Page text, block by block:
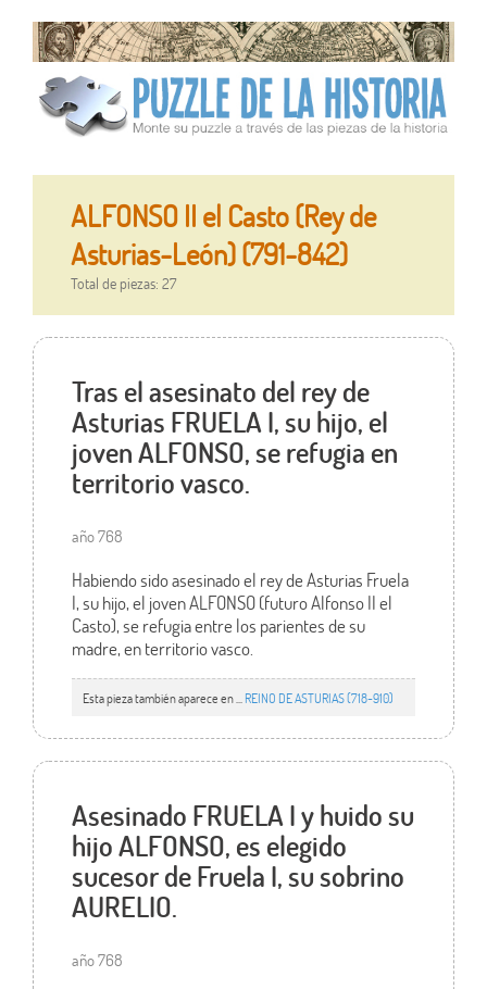
ALFONSO II el Casto (Rey de
Asturias-León) (791-842)
Total de piezas: 27
Tras el asesinato del rey de
Asturias FRUELA I, su hijo, el
joven ALFONSO, se refugia en
territorio vasco.
año 768
Habiendo sido asesinado el rey de Asturias Fruela
I, su hijo, el joven ALFONSO (futuro Alfonso II el
Casto), se refugia entre los parientes de su
madre, en territorio vasco.
Esta pieza también aparece en ... REINO DE ASTURIAS (718-910)
Asesinado FRUELA I y huido su
hijo ALFONSO, es elegido
sucesor de Fruela I, su sobrino
AURELIO.
año 768